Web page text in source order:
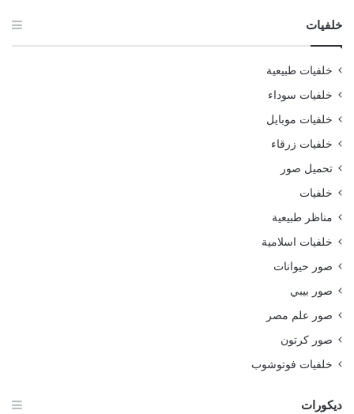
خلفيات
خلفيات طبيعية
خلفيات سوداء
خلفيات موبايل
خلفيات زرقاء
تحميل صور
خلفيات
مناظر طبيعية
خلفيات اسلامية
صور حيوانات
صور بيبي
صور علم مصر
صور كرتون
خلفيات فوتوشوب
ديكورات